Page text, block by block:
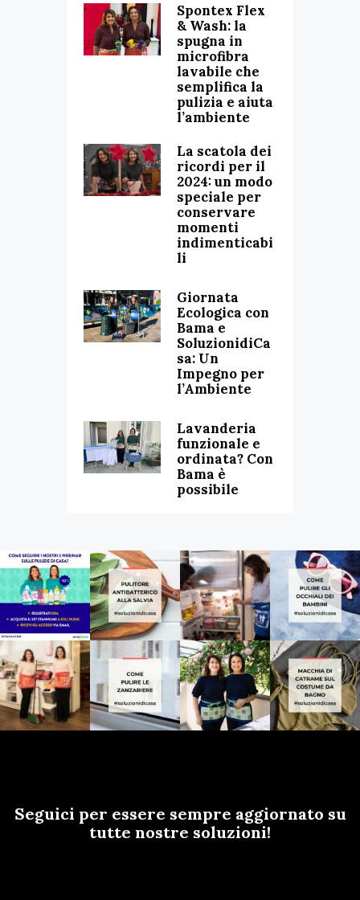
Spontex Flex
& Wash: la
spugna in
microfibra
lavabile che
semplifica la
pulizia e aiuta
l’ambiente
La scatola dei
ricordi per il
2024: un modo
speciale per
conservare
momenti
indimenticabi
li
Giornata
Ecologica con
Bama e
SoluzionidiCa
sa: Un
Impegno per
l’Ambiente
Lavanderia
funzionale e
ordinata? Con
Bama è
possibile
Seguici per essere sempre aggiornato su
tutte nostre soluzioni!